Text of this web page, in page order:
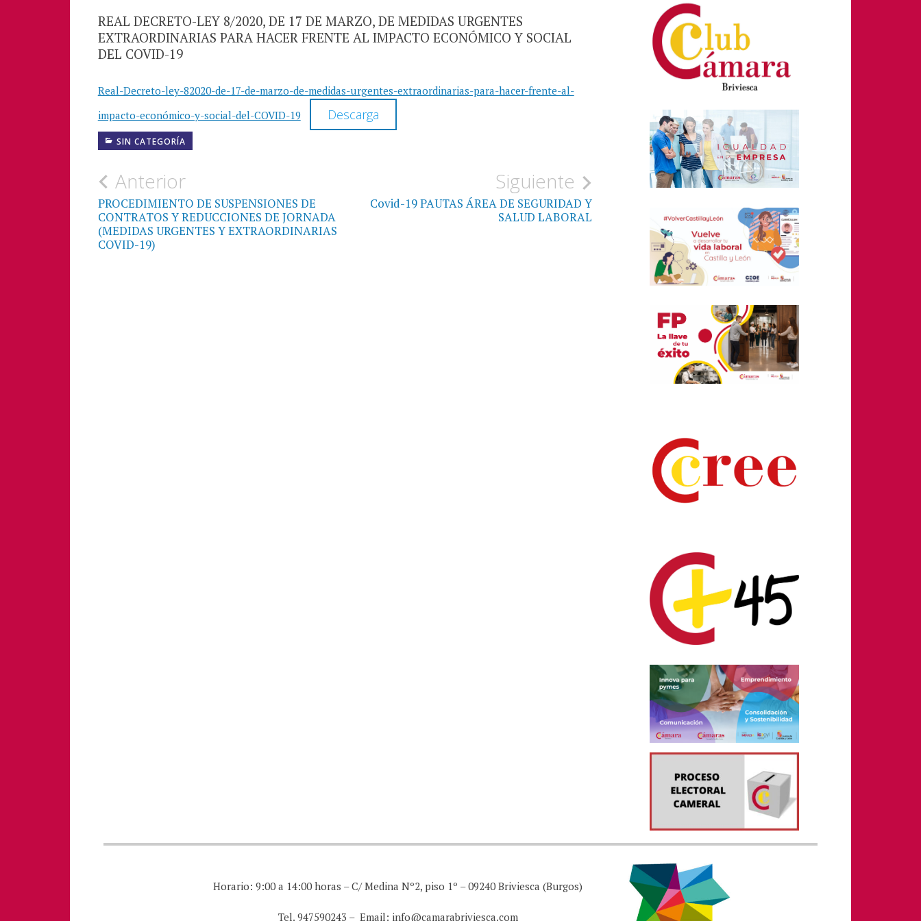
REAL DECRETO-LEY 8/2020, DE 17 DE MARZO, DE MEDIDAS URGENTES
EXTRAORDINARIAS PARA HACER FRENTE AL IMPACTO ECONÓMICO Y SOCIAL
DEL COVID-19
Real-Decreto-ley-82020-de-17-de-marzo-de-medidas-urgentes-extraordinarias-para-hacer-frente-al-
impacto-económico-y-social-del-COVID-19
Descarga
SIN CATEGORÍA
Navegación
de
entradas
Anterior
PROCEDIMIENTO DE SUSPENSIONES DE
CONTRATOS Y REDUCCIONES DE JORNADA
(MEDIDAS URGENTES Y EXTRAORDINARIAS
COVID-19)
Siguiente
Covid-19 PAUTAS ÁREA DE SEGURIDAD Y
SALUD LABORAL
Horario: 9:00 a 14:00 horas – C/ Medina Nº2, piso 1º – 09240 Briviesca (Burgos)
Tel. 947590243 – Email: info@camarabriviesca.com